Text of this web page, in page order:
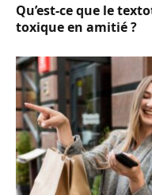
Qu’est-ce que le
toxique en amitié ?